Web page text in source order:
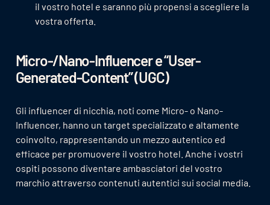
il vostro hotel e saranno più propensi a scegliere la
vostra offerta.
Micro-/Nano-Influencer e “User-
Generated-Content” (UGC)
Gli influencer di nicchia, noti come Micro- o Nano-
Influencer, hanno un target specializzato e altamente
coinvolto, rappresentando un mezzo autentico ed
efficace per promuovere il vostro hotel. Anche i vostri
ospiti possono diventare ambasciatori del vostro
marchio attraverso contenuti autentici sui social media.